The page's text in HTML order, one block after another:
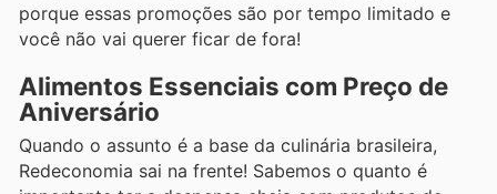
porque essas promoções são por tempo limitado e
você não vai querer ficar de fora!
Alimentos Essenciais com Preço de
Aniversário
Quando o assunto é a base da culinária brasileira,
Redeconomia sai na frente! Sabemos o quanto é